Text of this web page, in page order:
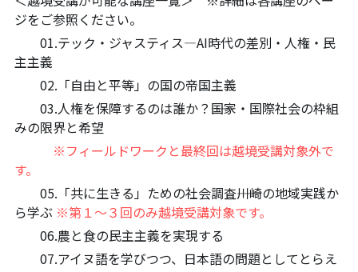
12対面講座：＜たね＞からはじまる無肥料
自然栽培2026
13対面講座：ビオダンサ
14対面講座：表現することは生きること
ジをご参照ください。
01.テック・ジャスティス―AI時代の差別・人権・民
主主義
02.「自由と平等」の国の帝国主義
03.人権を保障するのは誰か？――国家・国際社会の枠組
みの限界と希望
※フィールドワークと最終回は越境受講対象外で
す。
05.「共に生きる」ための社会調査――川崎の地域実践か
ら学ぶ ※第１～３回のみ越境受講対象です。
06.農と食の民主主義を実現する
07.アイヌ語を学びつつ、日本語の問題としてとらえ
アクションツアー沖縄2025
奥間さん沖縄勉強会
【越境】04鎌田慧 時代を描く・ルポルタージ
ュの現場から
【越境】01民主主義の修復へ
【越境】02アジア太平洋を非核地帯にするため
に
【越境】03食べものから学ぶ経済学